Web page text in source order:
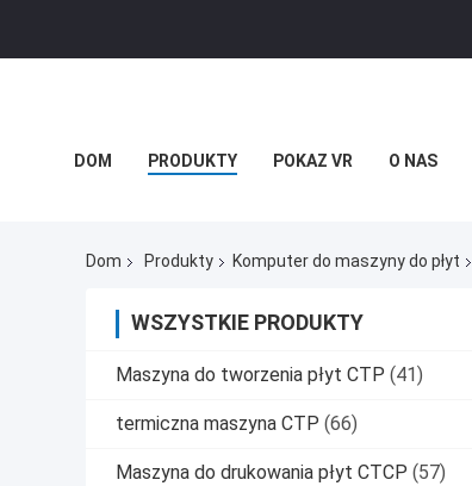
DOM PRODUKTY POKAZ VR O NAS
Dom Produkty Komputer do maszyny do płyt
WSZYSTKIE PRODUKTY
Maszyna do tworzenia płyt CTP (41)
termiczna maszyna CTP (66)
Maszyna do drukowania płyt CTCP (57)